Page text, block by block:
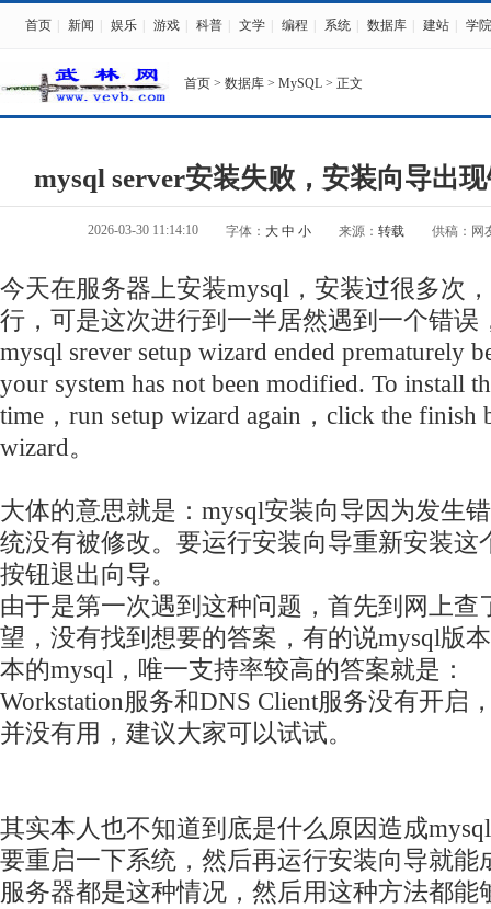
首页 新闻 娱乐 游戏 科普 文学 编程 系统 数据库 建站 学院
首页 > 数据库 > MySQL > 正文
mysql server安装失败，安装向导出
2026-03-30 11:14:10 字体： 大 中 小 来源： 转载 供稿：网
今天在服务器上安装mysql，安装过很多次
行，可是这次进行到一半居然遇到一个错误
mysql srever setup wizard ended prematurely
your system has not been modified. To install
time，run setup wizard again，click the finish
wizard。
大体的意思就是：mysql安装向导因为发生
统没有被修改。要运行安装向导重新安装这
按钮退出向导。
由于是第一次遇到这种问题，首先到网上查
望，没有找到想要的答案，有的说mysql版
本的mysql，唯一支持率较高的答案就是：
Workstation服务和DNS Client服务没有开启
并没有用，建议大家可以试试。
其实本人也不知道到底是什么原因造成
要重启一下系统，然后再运行安装向导就能
服务器都是这种情况，然后用这种方法都能